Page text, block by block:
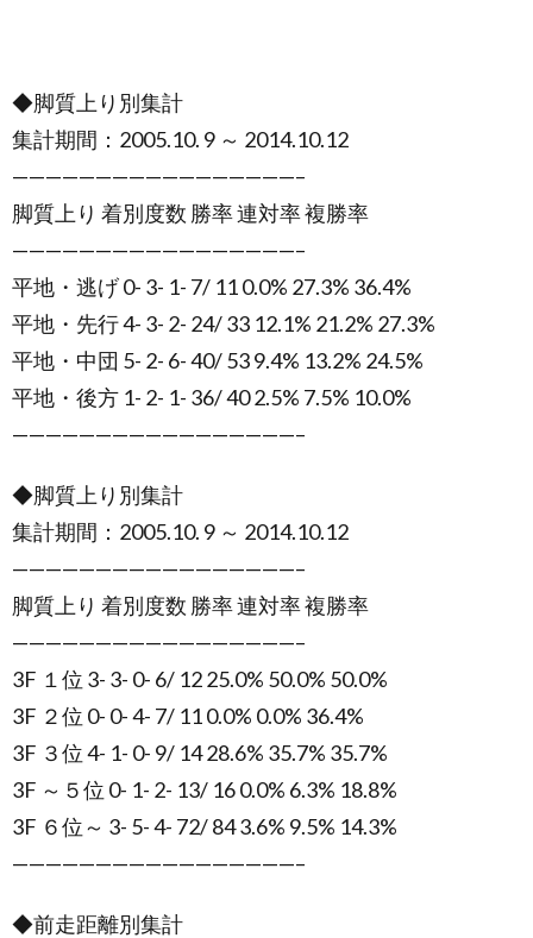
◆脚質上り別集計
集計期間：2005.10. 9 ～ 2014.10.12
—————————————————–
脚質上り 着別度数 勝率 連対率 複勝率
—————————————————–
平地・逃げ 0- 3- 1- 7/ 11 0.0% 27.3% 36.4%
平地・先行 4- 3- 2- 24/ 33 12.1% 21.2% 27.3%
平地・中団 5- 2- 6- 40/ 53 9.4% 13.2% 24.5%
平地・後方 1- 2- 1- 36/ 40 2.5% 7.5% 10.0%
—————————————————–
◆脚質上り別集計
集計期間：2005.10. 9 ～ 2014.10.12
—————————————————–
脚質上り 着別度数 勝率 連対率 複勝率
—————————————————–
3F １位 3- 3- 0- 6/ 12 25.0% 50.0% 50.0%
3F ２位 0- 0- 4- 7/ 11 0.0% 0.0% 36.4%
3F ３位 4- 1- 0- 9/ 14 28.6% 35.7% 35.7%
3F ～５位 0- 1- 2- 13/ 16 0.0% 6.3% 18.8%
3F ６位～ 3- 5- 4- 72/ 84 3.6% 9.5% 14.3%
—————————————————–
◆前走距離別集計